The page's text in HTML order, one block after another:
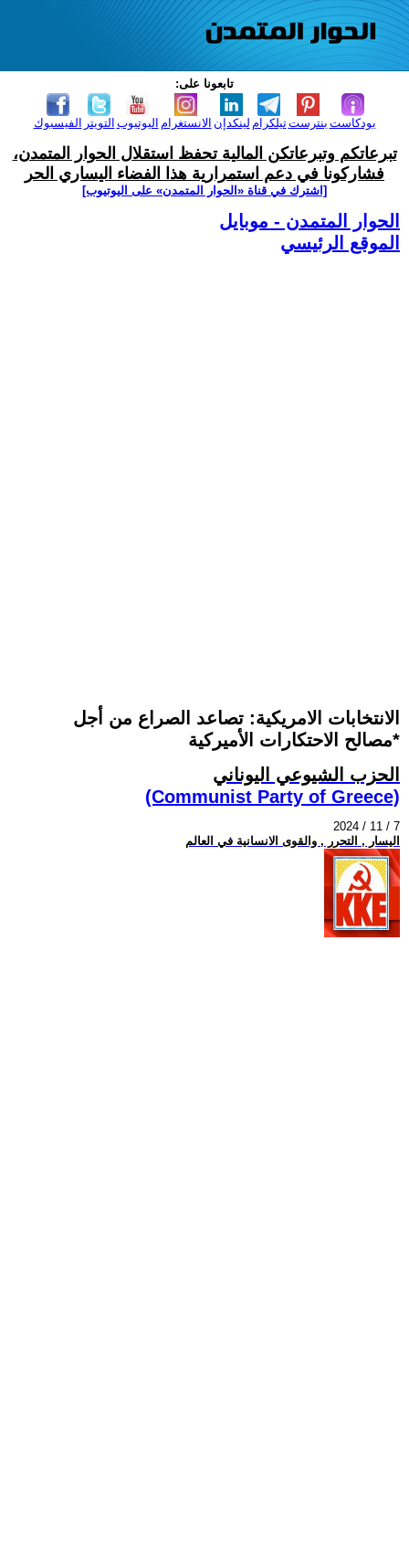
تابعونا على:
الفيسبوك التويتر اليوتيوب الانستغرام لينكدإن تيلكرامبنترست بودكاست
تبرعاتكم وتبرعاتكن المالية تحفظ استقلال الحوار المتمدن،
فشاركونا في دعم استمرارية هذا الفضاء اليساري الحر
[اشترك في قناة ‫«الحوار المتمدن» على اليوتيوب]
الحوار المتمدن - موبايل
الموقع الرئيسي
الانتخابات الامريكية: تصاعد الصراع من أجل
مصالح الاحتكارات الأميركية*
الحزب الشيوعي اليوناني
(Communist Party of Greece)
2024 / 11 / 7
اليسار , التحرر , والقوى الانسانية في العالم